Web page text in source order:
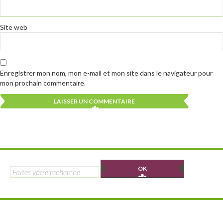
Site web
Enregistrer mon nom, mon e-mail et mon site dans le navigateur pour
mon prochain commentaire.
Rechercher :